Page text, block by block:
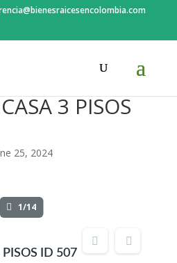
3 PISOS
25, 2024
1/14
ID 507